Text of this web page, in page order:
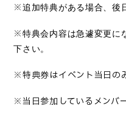
※追加特典がある場合、後
※特典会内容は急遽変更に
下さい。
※特典券はイベント当日の
※当日参加しているメンバ